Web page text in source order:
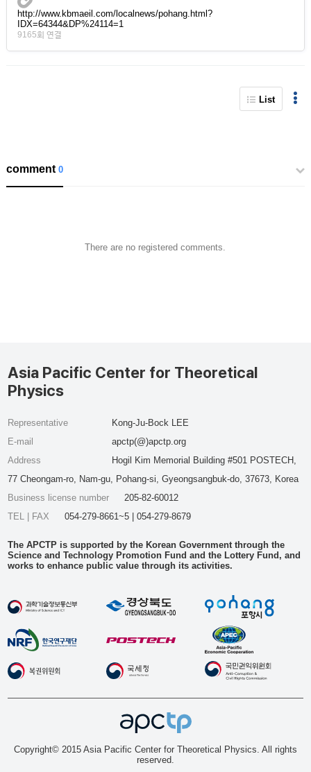
http://www.kbmaeil.com/localnews/pohang.html?
IDX=64344&DP%24114=1
9165회 연결
List
comment0
There are no registered comments.
Asia Pacific Center for Theoretical
Physics
Representative
Kong-Ju-Bock LEE
E-mail
apctp(@)apctp.org
Address
Hogil Kim Memorial Building #501 POSTECH,
77 Cheongam-ro, Nam-gu, Pohang-si, Gyeongsangbuk-do, 37673, Korea
Business license number
205-82-60012
TEL | FAX
054-279-8661~5 | 054-279-8679
The APCTP is supported by the Korean Government through the
Science and Technology Promotion Fund and the Lottery Fund, and
works to enhance public value through its activities.
Copyright© 2015 Asia Pacific Center for Theoretical Physics. All rights
reserved.